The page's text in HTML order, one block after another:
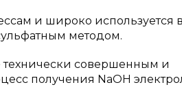
и широко используется в
методом.
технически совершенным и
получения NaOH